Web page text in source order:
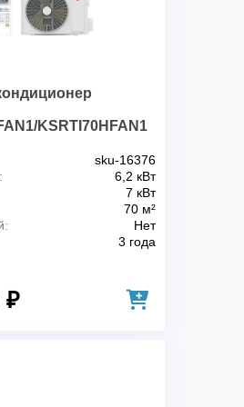
15~24
42
KSRTI70HFAN1
sku-16376
6,2 кВт
7 кВт
70 м²
Нет
3 года
₽